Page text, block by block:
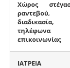
Χώρος
ραντεβού,
διαδικασία,
τηλέφωνα
επικοινωνίας
ΙΑΤΡΕΙΑ